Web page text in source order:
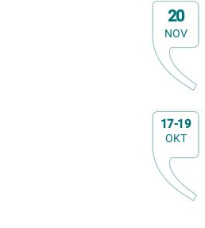
Op20
NOV
Op17-19
OKT